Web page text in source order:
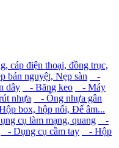
cáp điện thoại, đồng trục,
bán nguyệt, Nẹp sàn
-
dây - Băng keo
- Máy
nhựa
- Ống nhựa gân
box, hộp nối, Đế âm...
cụ làm mạng, quang
-
- Dụng cụ cầm tay
- Hộp